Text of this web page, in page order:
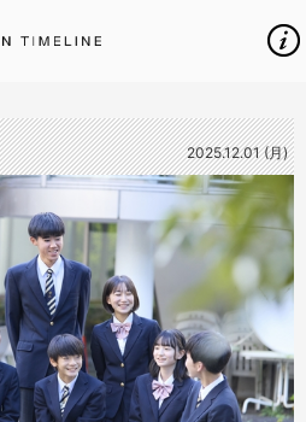
2025.12.01 (月)